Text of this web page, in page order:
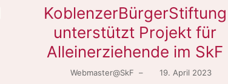
KoblenzerBürgerStiftung
unterstützt Projekt für
Alleinerziehende im SkF
Webmaster@SkF – 19. April 2023